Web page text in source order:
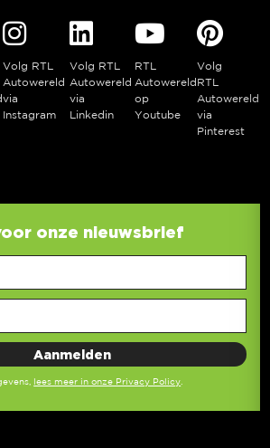
Volg RTL
Autowereld
via
Instagram
Volg RTL
Autowereld
via
Linkedin
RTL
Autowereld
op
Youtube
Volg
RTL
Autowereld
via
Pinterest
onze nieuwsbrief
lees meer in onze Privacy Policy